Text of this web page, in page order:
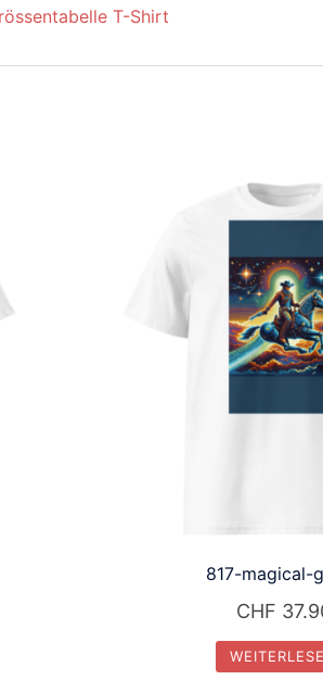
T-Shirt
817-magical-
CHF